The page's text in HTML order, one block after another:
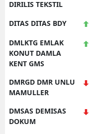
DIRILIS TEKSTIL
DITAS DITAS BDY
DMLKTG EMLAK
KONUT DAMLA
KENT GMS
DMRGD DMR UNLU
MAMULLER
DMSAS DEMISAS
DOKUM